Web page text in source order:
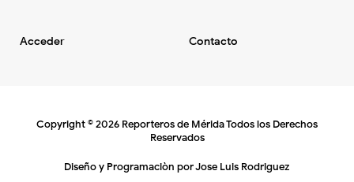
Acceder Contacto
Copyright ©2026 Reporteros de MéridaTodos los Derechos
Reservados
Diseño y Programaciòn porJose Luis Rodriguez